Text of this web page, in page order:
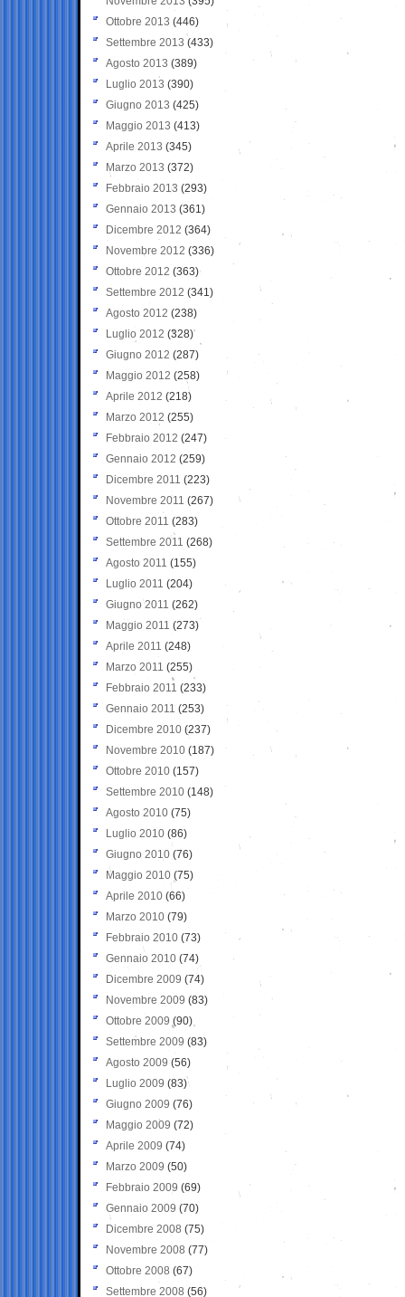
Ottobre 2013 (446)
Settembre 2013 (433)
Agosto 2013 (389)
Luglio 2013 (390)
Giugno 2013 (425)
Maggio 2013 (413)
Aprile 2013 (345)
Marzo 2013 (372)
Febbraio 2013 (293)
Gennaio 2013 (361)
Dicembre 2012 (364)
Novembre 2012 (336)
Ottobre 2012 (363)
Settembre 2012 (341)
Agosto 2012 (238)
Luglio 2012 (328)
Giugno 2012 (287)
Maggio 2012 (258)
Aprile 2012 (218)
Marzo 2012 (255)
Febbraio 2012 (247)
Gennaio 2012 (259)
Dicembre 2011 (223)
Novembre 2011 (267)
Ottobre 2011 (283)
Settembre 2011 (268)
Agosto 2011 (155)
Luglio 2011 (204)
Giugno 2011 (262)
Maggio 2011 (273)
Aprile 2011 (248)
Marzo 2011 (255)
Febbraio 2011 (233)
Gennaio 2011 (253)
Dicembre 2010 (237)
Novembre 2010 (187)
Ottobre 2010 (157)
Settembre 2010 (148)
Agosto 2010 (75)
Luglio 2010 (86)
Giugno 2010 (76)
Maggio 2010 (75)
Aprile 2010 (66)
Marzo 2010 (79)
Febbraio 2010 (73)
Gennaio 2010 (74)
Dicembre 2009 (74)
Novembre 2009 (83)
Ottobre 2009 (90)
Settembre 2009 (83)
Agosto 2009 (56)
Luglio 2009 (83)
Giugno 2009 (76)
Maggio 2009 (72)
Aprile 2009 (74)
Marzo 2009 (50)
Febbraio 2009 (69)
Gennaio 2009 (70)
Dicembre 2008 (75)
Novembre 2008 (77)
Ottobre 2008 (67)
Settembre 2008 (56)